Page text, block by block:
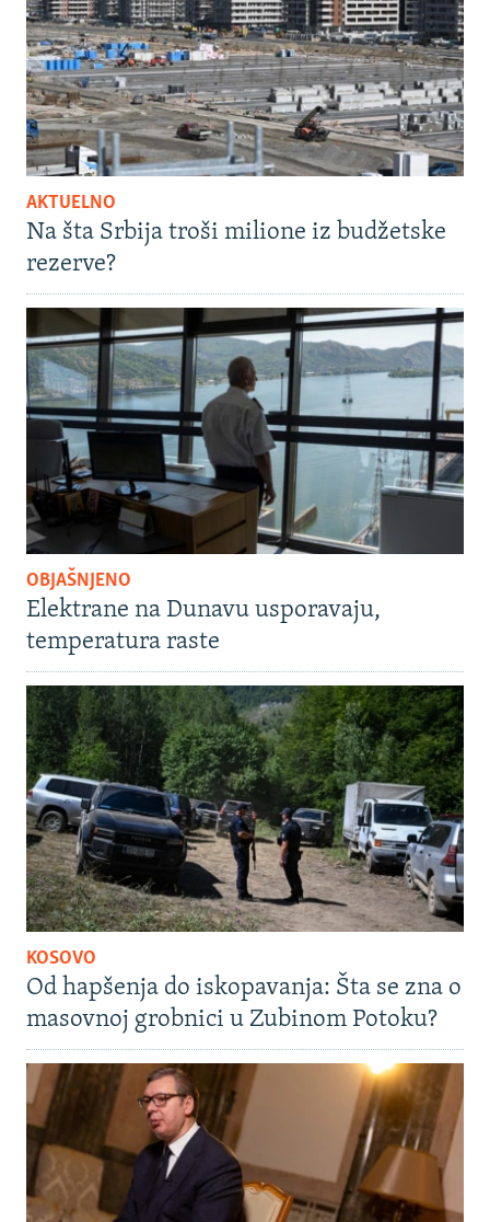
AKTUELNO
Na šta Srbija troši milione iz budžetske
rezerve?
OBJAŠNJENO
Elektrane na Dunavu usporavaju,
temperatura raste
KOSOVO
Od hapšenja do iskopavanja: Šta se zna o
masovnoj grobnici u Zubinom Potoku?